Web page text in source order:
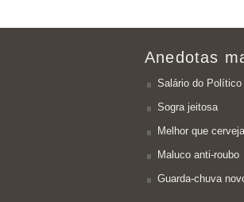
Anedotas
Salário do Político
Sogra jeitosa
Melhor que cerveja
Maluco anti-roubo
Guarda-chuva